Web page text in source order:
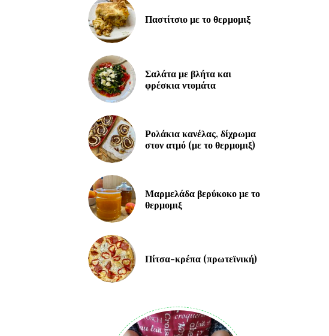
Παστίτσιο με το θερμομιξ
Σαλάτα με βλήτα και
φρέσκια ντομάτα
Ρολάκια κανέλας, δίχρωμα
στον ατμό (με το θερμομιξ)
Μαρμελάδα βερύκοκο με το
θερμομιξ
Πίτσα-κρέπα (πρωτεϊνική)